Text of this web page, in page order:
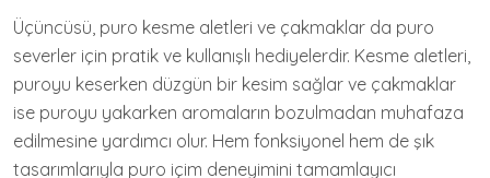
Üçüncüsü, puro kesme aletleri ve çakmaklar da puro
severler için pratik ve kullanışlı hediyelerdir. Kesme aletleri,
puroyu keserken düzgün bir kesim sağlar ve çakmaklar
ise puroyu yakarken aromaların bozulmadan muhafaza
edilmesine yardımcı olur. Hem fonksiyonel hem de şık
tasarımlarıyla puro içim deneyimini tamamlayıcı